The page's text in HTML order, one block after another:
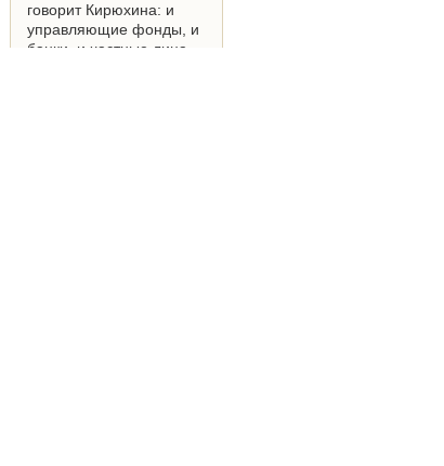
говорит Кирюхина: и
управляющие фонды, и
банки, и частные лица,